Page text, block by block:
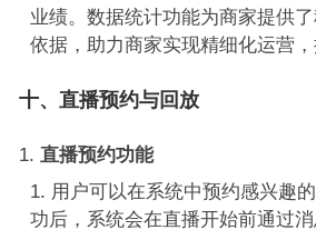
业绩。数据统计功能为商家提供
依据，助力商家实现精细化运营，
十、直播预约与回放
直播预约功能
用户可以在系统中预约感兴趣
功后，系统会在直播开始前通过消